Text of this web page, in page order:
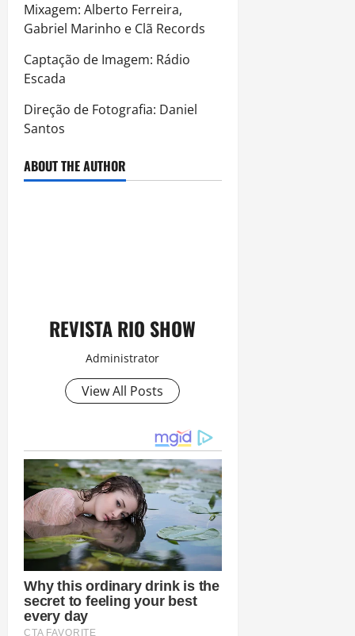
Mixagem: Alberto Ferreira,
Gabriel Marinho e Clã Records
Captação de Imagem: Rádio
Escada
Direção de Fotografia: Daniel
Santos
ABOUT THE AUTHOR
REVISTA RIO SHOW
Administrator
View All Posts